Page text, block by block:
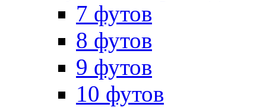
7 футов
8 футов
9 футов
10 футов